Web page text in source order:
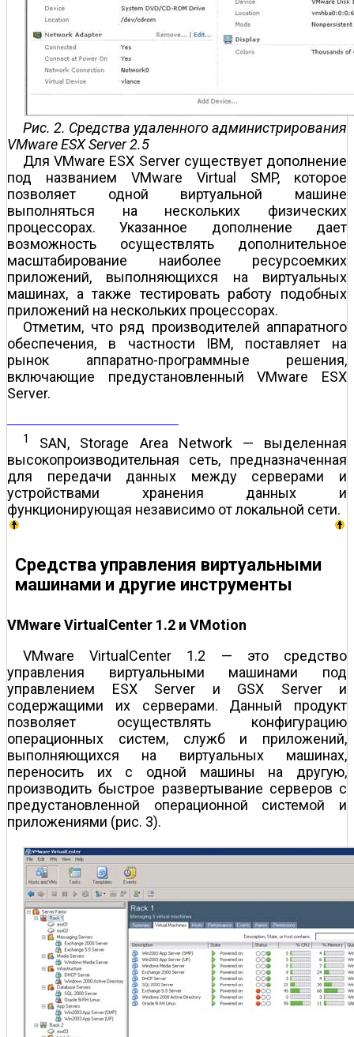
Рис. 2. Средства удаленного администрирования
VMware ESX Server 2.5
Для VMware ESX Server существует дополнение
под названием VMware Virtual SMP, которое
позволяет одной виртуальной машине
выполняться на нескольких физических
процессорах. Указанное дополнение дает
возможность осуществлять дополнительное
масштабирование наиболее ресурсоемких
приложений, выполняющихся на виртуальных
машинах, а также тестировать работу подобных
приложений на нескольких процессорах.
Отметим, что ряд производителей аппаратного
обеспечения, в частности IBM, поставляет на
рынок аппаратно-программные решения,
включающие предустановленный VMware ESX
Server.
1
SAN, Storage Area Network — выделенная
высокопроизводительная сеть, предназначенная
для передачи данных между серверами и
устройствами хранения данных и
функционирующая независимо от локальной сети.
Средства управления виртуальными
машинами и другие инструменты
VMware VirtualCenter 1.2 и VMotion
VMware VirtualCenter 1.2 — это средство
управления виртуальными машинами под
управлением ESX Server и GSX Server и
содержащими их серверами. Данный продукт
позволяет осуществлять конфигурацию
операционных систем, служб и приложений,
выполняющихся на виртуальных машинах,
переносить их с одной машины на другую,
производить быстрое развертывание серверов с
предустановленной операционной системой и
приложениями (рис. 3).